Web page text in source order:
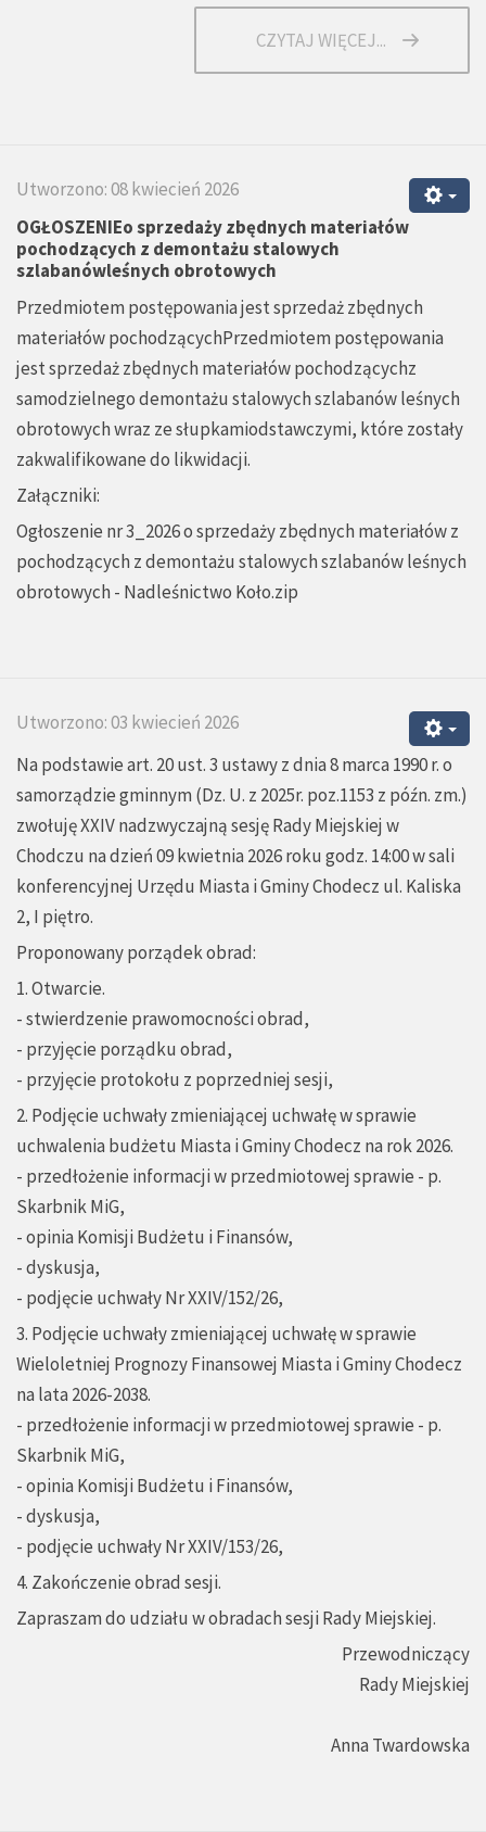
CZYTAJ WIĘCEJ...
Utworzono: 08 kwiecień 2026
OGŁOSZENIEo sprzedaży zbędnych materiałów
pochodzących z demontażu stalowych
szlabanówleśnych obrotowych
Przedmiotem postępowania jest sprzedaż zbędnych
materiałów pochodzącychPrzedmiotem postępowania
jest sprzedaż zbędnych materiałów pochodzącychz
samodzielnego demontażu stalowych szlabanów leśnych
obrotowych wraz ze słupkamiodstawczymi, które zostały
zakwalifikowane do likwidacji.
Załączniki:
Ogłoszenie nr 3_2026 o sprzedaży zbędnych materiałów z
pochodzących z demontażu stalowych szlabanów leśnych
obrotowych - Nadleśnictwo Koło.zip
Utworzono: 03 kwiecień 2026
Na podstawie art. 20 ust. 3 ustawy z dnia 8 marca 1990 r. o
samorządzie gminnym (Dz. U. z 2025r. poz.1153 z późn. zm.)
zwołuję XXIV nadzwyczajną sesję Rady Miejskiej w
Chodczu na dzień 09 kwietnia 2026 roku godz. 14:00 w sali
konferencyjnej Urzędu Miasta i Gminy Chodecz ul. Kaliska
2, I piętro.
Proponowany porządek obrad:
1. Otwarcie.
- stwierdzenie prawomocności obrad,
- przyjęcie porządku obrad,
- przyjęcie protokołu z poprzedniej sesji,
2. Podjęcie uchwały zmieniającej uchwałę w sprawie
uchwalenia budżetu Miasta i Gminy Chodecz na rok 2026.
- przedłożenie informacji w przedmiotowej sprawie - p.
Skarbnik MiG,
- opinia Komisji Budżetu i Finansów,
- dyskusja,
- podjęcie uchwały Nr XXIV/152/26,
3. Podjęcie uchwały zmieniającej uchwałę w sprawie
Wieloletniej Prognozy Finansowej Miasta i Gminy Chodecz
na lata 2026-2038.
- przedłożenie informacji w przedmiotowej sprawie - p.
Skarbnik MiG,
- opinia Komisji Budżetu i Finansów,
- dyskusja,
- podjęcie uchwały Nr XXIV/153/26,
4. Zakończenie obrad sesji.
Zapraszam do udziału w obradach sesji Rady Miejskiej.
Przewodniczący
Rady Miejskiej
Anna Twardowska